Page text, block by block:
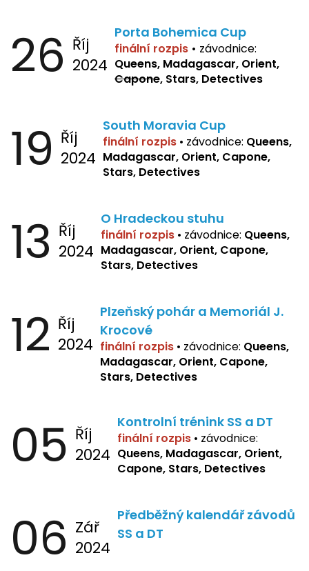
26 Říj
2024
Porta Bohemica Cup
finální rozpis • závodnice:
Queens, Madagascar, Orient,
Capone, Stars, Detectives
19 Říj
2024
South Moravia Cup
finální rozpis • závodnice: Queens,
Madagascar, Orient, Capone,
Stars, Detectives
13 Říj
2024
O Hradeckou stuhu
finální rozpis • závodnice: Queens,
Madagascar, Orient, Capone,
Stars, Detectives
12 Říj
2024
Plzeňský pohár a Memoriál J.
Krocové
finální rozpis • závodnice: Queens,
Madagascar, Orient, Capone,
Stars, Detectives
05 Říj
2024
Kontrolní trénink SS a DT
finální rozpis • závodnice:
Queens, Madagascar, Orient,
Capone, Stars, Detectives
06 Zář
2024
Předběžný kalendář závodů
SS a DT